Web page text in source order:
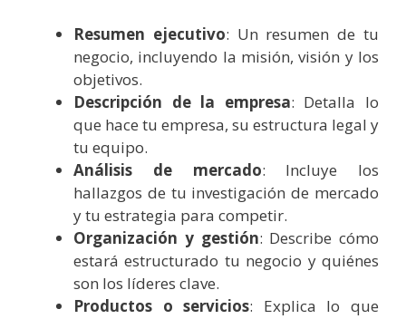
Resumen ejecutivo: Un resumen de tu
negocio, incluyendo la misión, visión y los
objetivos.
Descripción de la empresa: Detalla lo
que hace tu empresa, su estructura legal y
tu equipo.
Análisis de mercado: Incluye los
hallazgos de tu investigación de mercado
y tu estrategia para competir.
Organización y gestión: Describe cómo
estará estructurado tu negocio y quiénes
son los líderes clave.
Productos o servicios: Explica lo que